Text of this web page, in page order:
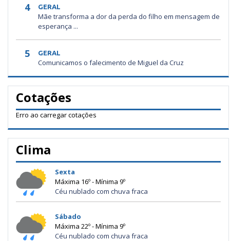
4 GERAL
Mãe transforma a dor da perda do filho em mensagem de
esperança ...
5 GERAL
Comunicamos o falecimento de Miguel da Cruz
Cotações
Erro ao carregar cotações
Clima
Sexta
Máxima 16º - Mínima 9º
Céu nublado com chuva fraca
Sábado
Máxima 22º - Mínima 9º
Céu nublado com chuva fraca